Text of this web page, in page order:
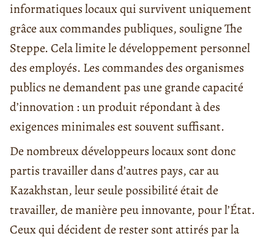
informatiques locaux qui survivent uniquement
grâce aux commandes publiques, souligne The
Steppe. Cela limite le développement personnel
des employés. Les commandes des organismes
publics ne demandent pas une grande capacité
d’innovation : un produit répondant à des
exigences minimales est souvent suffisant.
De nombreux développeurs locaux sont donc
partis travailler dans d’autres pays, car au
Kazakhstan, leur seule possibilité était de
travailler, de manière peu innovante, pour l’État.
Ceux qui décident de rester sont attirés par la